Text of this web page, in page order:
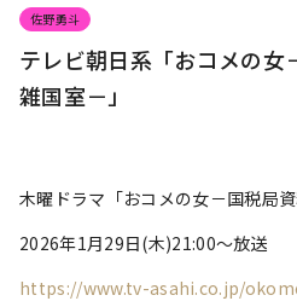
佐野勇斗
テレビ朝日系「おコメの女
雑国室－」
木曜ドラマ「おコメの女－国税局資
2026年1月29日(木)21:00〜放送
https://www.tv-asahi.co.jp/